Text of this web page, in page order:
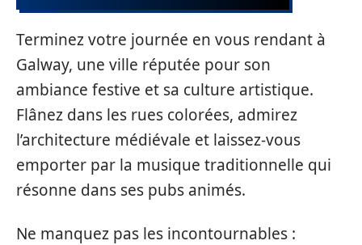
Terminez votre journée en vous rendant à
Galway, une ville réputée pour son
ambiance festive et sa culture artistique.
Flânez dans les rues colorées, admirez
l’architecture médiévale et laissez-vous
emporter par la musique traditionnelle qui
résonne dans ses pubs animés.
Ne manquez pas les incontournables :